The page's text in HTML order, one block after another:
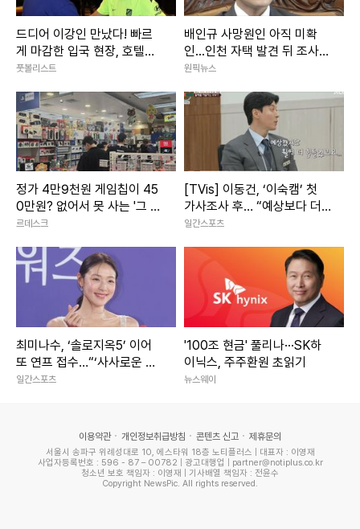
드디어 이강인 만났다! 빠르
게 마감한 입국 현장, 호텔에
서 아틀레티코 선수단과 첫
풋볼리스트
배인규 사망원인 아직 미확
인...인천 자택 발견 뒤 조사
진행
원픽뉴스
정가 4만9천원 게임칩이 45
0만원? 없어서 못 사는 '그 시
절의 향수'
르데스크
[TVis] 이동건, ‘이숙캠’ 첫
가사조사 후… “예상보다 더
힘들었다”
일간스포츠
최미나수, ‘솔로지옥5’ 이어
또 연프 접수…“‘사사로운 만
남추구’ MC 발탁” [공식]
일간스포츠
'100조 현금' 풀리나···SK하
이닉스, 주주환원 초읽기
뉴스웨이
이용약관 개인정보취급방침 콘텐츠 신고 제휴문의
서울시 송파구 위례성대로 10, 에스타워 18층 노티플러스 | 대표자 : 이영재
사업자등록번호 : 596 - 87 – 00782 | 광고대행업 | partner@notiplus.co.kr
청소년 보호 책임자 : 이영재 | 기사배열 책임자 : 전윤수
Copyright NewsPic. All rights reserved.